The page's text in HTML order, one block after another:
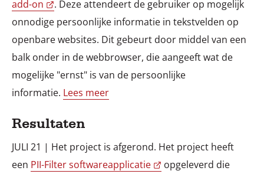
add-on
. Deze attendeert de gebruiker op mogelijk
onnodige persoonlijke informatie in tekstvelden op
openbare websites. Dit gebeurt door middel van een
balk onder in de webbrowser, die aangeeft wat de
mogelijke "ernst" is van de persoonlijke
informatie. Lees meer
Resultaten
JULI 21 | Het project is afgerond. Het project heeft
een PII-Filter softwareapplicatie
opgeleverd die